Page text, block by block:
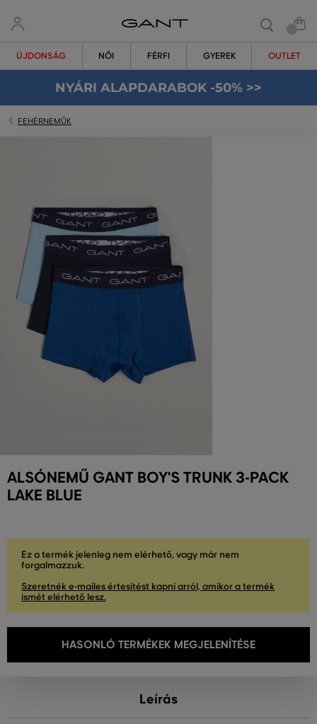
ÚJDONSÁG NŐI FÉRFI GYEREK OUTLET
NYÁRI ALAPDARABOK -50% >>
FEHÉRNEMŰK
ALSÓNEMŰ GANT BOY'S TRUNK 3-PACK
LAKE BLUE
Ez a termék jelenleg nem elérhető, vagy már nem
forgalmazzuk.
Szeretnék e-mailes értesítést kapni arról, amikor a termék
ismét elérhető lesz.
HASONLÓ TERMÉKEK MEGJELENÍTÉSE
Leírás